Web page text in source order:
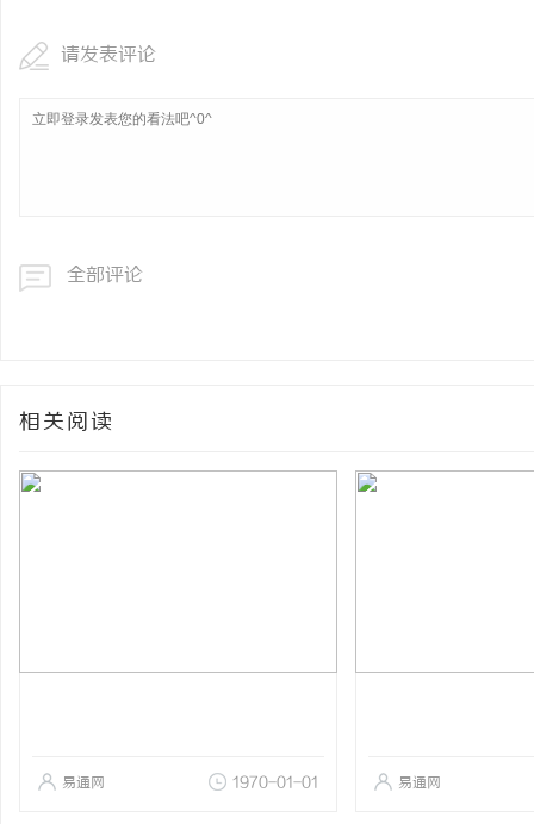
请发表评论
全部评论
相关阅读
易通网 1970-01-01 易通网